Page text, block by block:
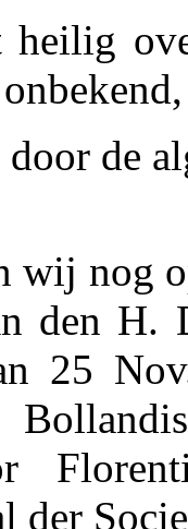
de
wij nog
den H.
25
der